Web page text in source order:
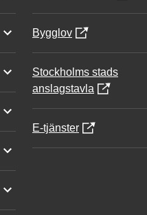
Bygglov
Stockholms stads
anslagstavla
E-tjänster